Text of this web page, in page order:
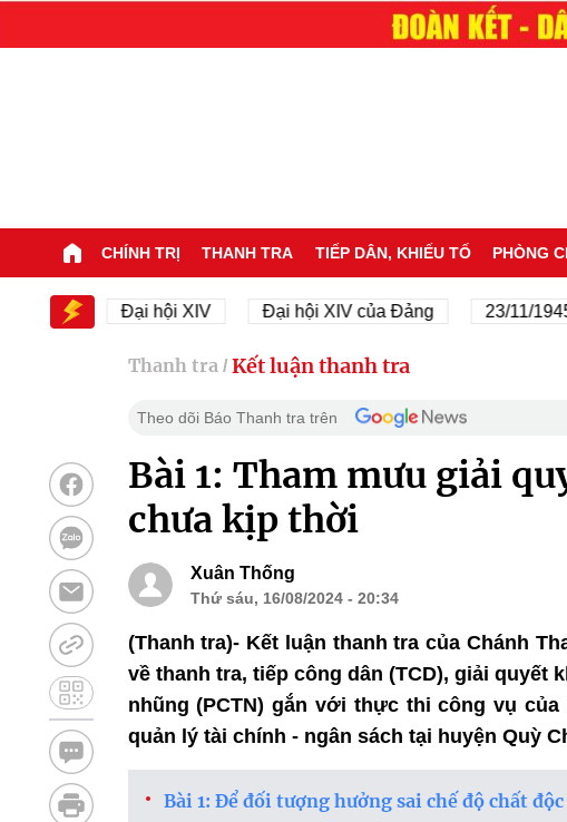
CHÍNH TRỊ THANH TRA TIẾP DÂN, KHIẾU TỐ PHÒNG
Đại hội XIV Đại hội XIV của Đảng 23/11/1945 -
Thanh tra / Kết luận thanh tra
Theo dõi Báo Thanh tra trên
Bài 1: Tham mưu giải
chưa kịp thời
Xuân Thống
Thứ sáu, 16/08/2024 - 20:34
(Thanh tra)- Kết luận thanh tra của Chánh
về thanh tra, tiếp công dân (TCD), giải quyết
nhũng (PCTN) gắn với thực thi công vụ
quản lý tài chính - ngân sách tại huyện Quỳ
Bài 1: Để đối tượng hưởng sai chế độ chất